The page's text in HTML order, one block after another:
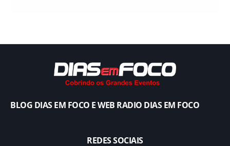
BLOG DIAS EM FOCO E WEB RADIO DIAS EM FOCO
REDES SOCIAIS